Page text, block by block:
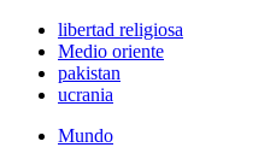
libertad religiosa
Medio oriente
pakistan
ucrania
Mundo